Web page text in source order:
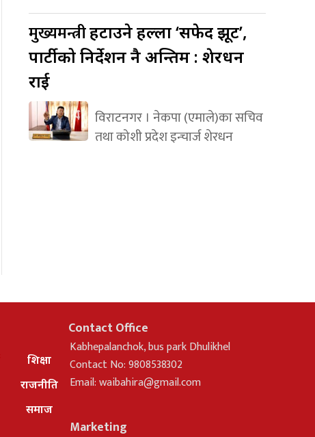
मुख्यमन्त्रीहटाउने हल्ला ‘सफेद झूट’,
पार्टीको निर्देशन नै अन्तिम : शेरधन
राई
विराटनगर । नेकपा (एमाले)का सचिव
तथा कोशी प्रदेश इन्चार्ज शेरधन
शिक्षा
राजनीति
समाज
Contact Office
Kabhepalanchok, bus park Dhulikhel
Contact No: 9808538302
Email:waibahira@gmail.com
Marketing